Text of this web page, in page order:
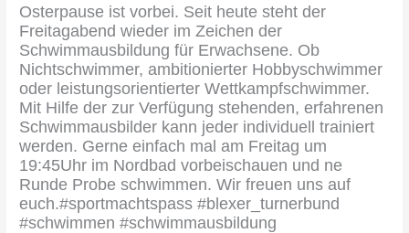
Osterpause ist vorbei. Seit heute steht der
Freitagabend wieder im Zeichen der
Schwimmausbildung für Erwachsene. Ob
Nichtschwimmer, ambitionierter Hobbyschwimmer
oder leistungsorientierter Wettkampfschwimmer.
Mit Hilfe der zur Verfügung stehenden, erfahrenen
Schwimmausbilder kann jeder individuell trainiert
werden. Gerne einfach mal am Freitag um
19:45Uhr im Nordbad vorbeischauen und ne
Runde Probe schwimmen. Wir freuen uns auf
euch.#sportmachtspass #blexer_turnerbund
#schwimmen #schwimmausbildung